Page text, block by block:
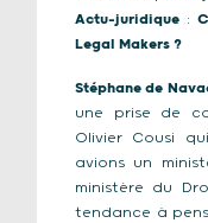
Actu-juridique :
Legal Makers ?
Stéphane de
une prise de
Olivier Cousi
avions un
ministère du
tendance à